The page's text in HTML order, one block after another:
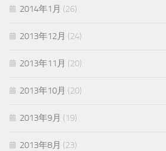
2014年1月 (26)
2013年12月 (24)
2013年11月 (20)
2013年10月 (20)
2013年9月 (19)
2013年8月 (23)